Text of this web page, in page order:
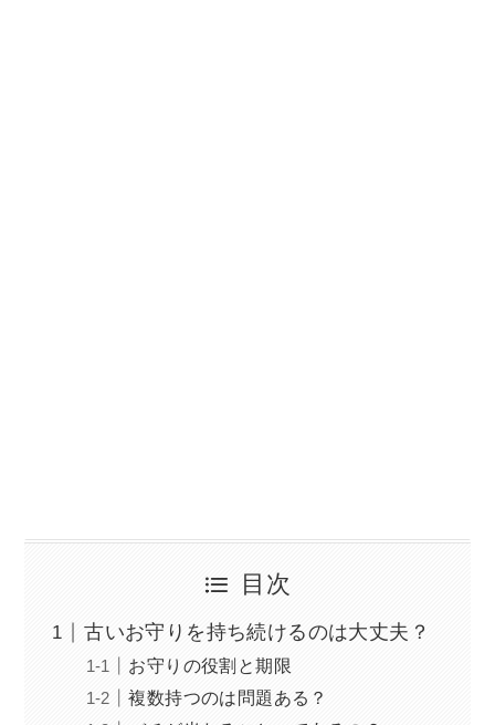
目次
古いお守りを持ち続けるのは大丈夫？
お守りの役割と期限
複数持つのは問題ある？